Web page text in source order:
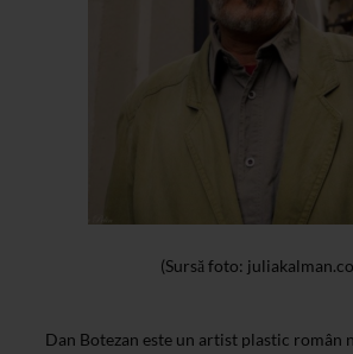
(Sursă foto:
Dan Botezan este un artist plastic român